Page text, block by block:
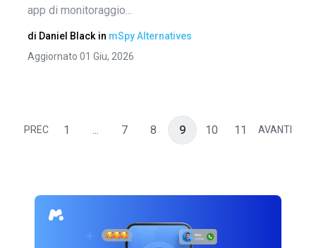
app di monitoraggio...
di Daniel Black in mSpy Alternatives
Aggiornato 01 Giu, 2026
PREC 1 ... 7 8 9 10 11 AVANTI